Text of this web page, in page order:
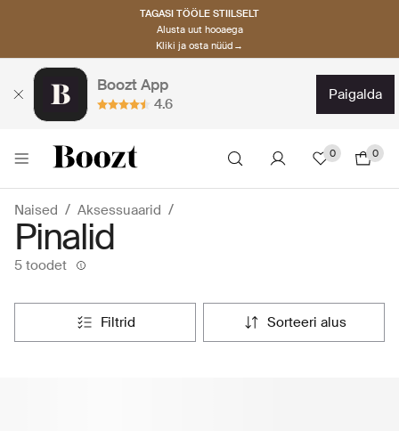
TAGASI TÖÖLE STIILSELT
Alusta uut hooaega
Kliki ja osta nüüd→
Boozt App
4.6
paigalda
0 0
Naised Aksessuaarid
Pinalid
5 toodet
filtrid sorteeri alus